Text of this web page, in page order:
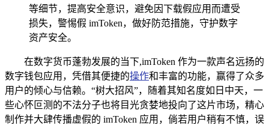
等细节，提高安全意识，避免因下载假应用而遭受
损失，警惕假 imToken，做好防范措施，守护数字
资产安全。
在数字货币蓬勃发展的当下,imToken 作为一款声名远扬的
数字钱包应用，凭借其便捷的操作和丰富的功能，赢得了众多
用户的倾心与信赖。“树大招风”，随着其知名度如日中天，一
些心怀叵测的不法分子也将目光贪婪地投向了这片市场，精心
制作并大肆传播虚假的 imToken 应用，倘若用户稍有不慎，误